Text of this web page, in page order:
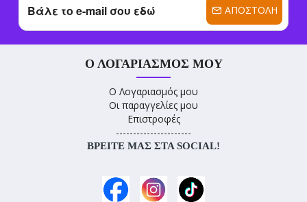
ΑΠΟΣΤΟΛΉ
Ο ΛΟΓΑΡΙΑΣΜΌΣ ΜΟΥ
Ο Λογαριασμός μου
Οι παραγγελίες μου
Επιστροφές
----------------------
ΒΡΕΊΤΕ ΜΑΣ ΣΤΑ SOCIAL!